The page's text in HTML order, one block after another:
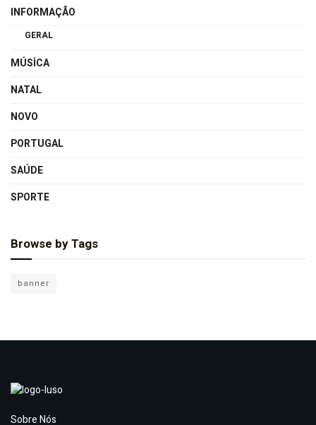
INFORMAÇÃO
GERAL
MÚSICA
NATAL
NOVO
PORTUGAL
SAÚDE
SPORTE
Browse by Tags
banner
Sobre Nós